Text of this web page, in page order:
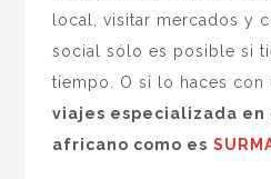
local, visitar mercados y
social sólo es posible si
tiempo. O si lo haces con
viajes especializada
africano como es